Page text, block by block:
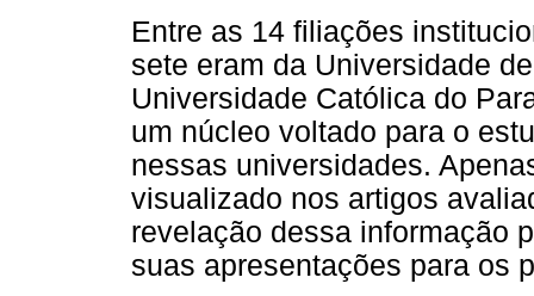
Entre as 14 filiações
sete eram da Universidade
Universidade Católica do
um núcleo voltado para o
nessas universidades.
visualizado nos artigos
revelação dessa informação
suas apresentações para os